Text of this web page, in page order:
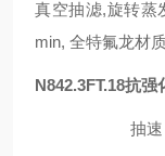
真空抽滤,旋转蒸
min, 全特氟龙材
N842.3FT.18抗
抽速